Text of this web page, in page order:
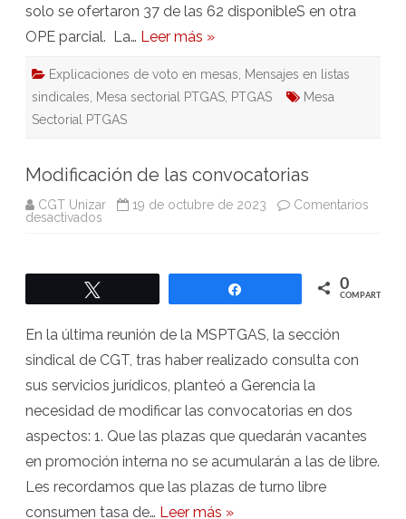
solo se ofertaron 37 de las 62 disponibleS en otra
OPE parcial. La… Leer más »
Explicaciones de voto en mesas, Mensajes en listas
sindicales, Mesa sectorial PTGAS, PTGAS
Mesa
Sectorial PTGAS
Modificación de las convocatorias
CGT Unizar 19 de octubre de 2023
Comentarios
desactivados
0
COMPARTIR
En la última reunión de la MSPTGAS, la sección
sindical de CGT, tras haber realizado consulta con
sus servicios jurídicos, planteó a Gerencia la
necesidad de modificar las convocatorias en dos
aspectos: 1. Que las plazas que quedarán vacantes
en promoción interna no se acumularán a las de libre.
Les recordamos que las plazas de turno libre
consumen tasa de… Leer más »